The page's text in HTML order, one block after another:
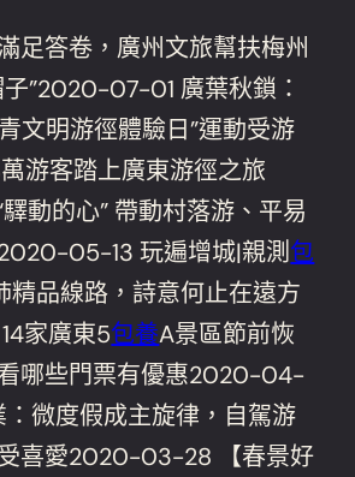
足答卷，廣州文旅幫扶梅州
”2020-07-01 廣葉秋鎖：
文明游徑體驗日”運動受游
游客踏上廣東游徑之旅
動的心” 帶動村落游、平易
05-13 玩遍增城|親測 包
精品線路，詩意何止在遠方
家廣東5包養A景區節前恢
哪些門票有優惠2020-04-
微度假成主旋律，自駕游
喜愛2020-03-28 【春景好